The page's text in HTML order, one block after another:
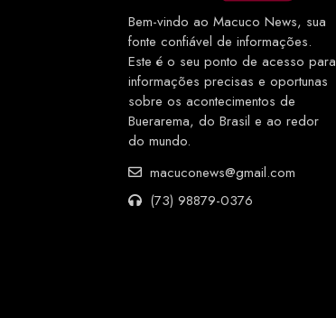
Bem-vindo ao Macuco News, sua
fonte confiável de informações.
Este é o seu ponto de acesso para
informações precisas e oportunas
sobre os acontecimentos de
Buerarema, do Brasil e ao redor
do mundo.
macuconews@gmail.com
(73) 98879-0376